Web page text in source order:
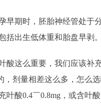
期时，胚胎神经管处于分
括出生低体重和胎盘早剥
这么重要，我们应该补充
，剂量相差这么多，怎么
叶酸0.4￣0.8mg，或含叶